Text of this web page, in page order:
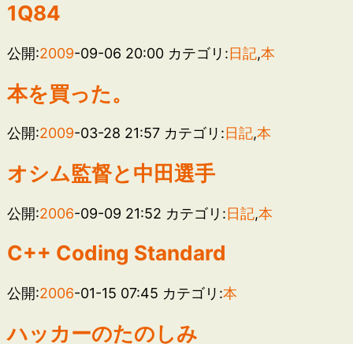
1Q84
公開:2009-09-06 20:00 カテゴリ:日記,本
本を買った。
公開:2009-03-28 21:57 カテゴリ:日記,本
オシム監督と中田選手
公開:2006-09-09 21:52 カテゴリ:日記,本
C++ Coding Standard
公開:2006-01-15 07:45 カテゴリ:本
ハッカーのたのしみ